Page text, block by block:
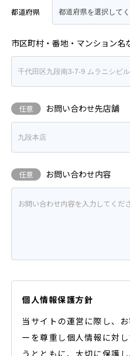
都道府県
市区町村・番地・マンション名
任意 お問い合わせ先店舗
任意 お問い合わせ内容
個人情報保護方針
当サイトの運営に際し、
ーを尊重し個人情報に対
うとともに、大切に保護